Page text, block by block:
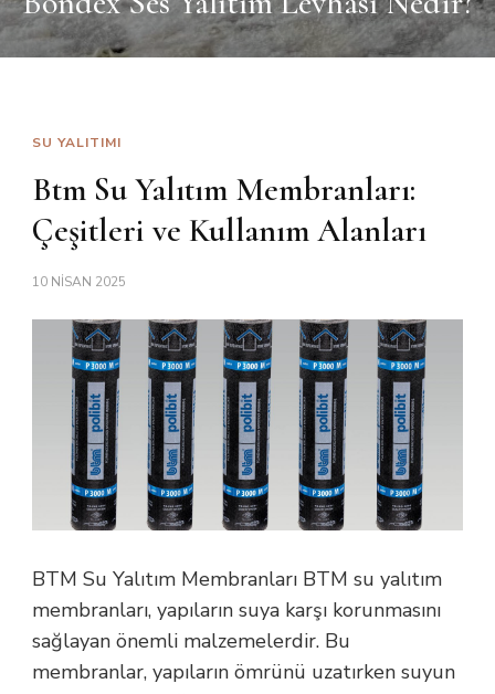
SU YALITIMI
Btm Su Yalıtım Membranları:
Çeşitleri ve Kullanım Alanları
10 NISAN 2025
BTM Su Yalıtım Membranları BTM su yalıtım
membranları, yapıların suya karşı korunmasını
sağlayan önemli malzemelerdir. Bu
membranlar, yapıların ömrünü uzatırken suyun